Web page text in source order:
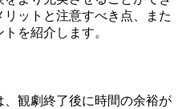
ットと注意すべき点、また
を紹介します。
観劇終了後に時間の余裕が